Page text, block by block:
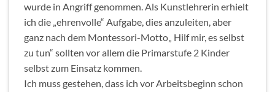
wurde in Angriff genommen. Als Kunstlehrerin erhielt
ich die „ehrenvolle“ Aufgabe, dies anzuleiten, aber
ganz nach dem Montessori-Motto„ Hilf mir, es selbst
zu tun“ sollten vor allem die Primarstufe 2 Kinder
selbst zum Einsatz kommen.
Ich muss gestehen, dass ich vor Arbeitsbeginn schon